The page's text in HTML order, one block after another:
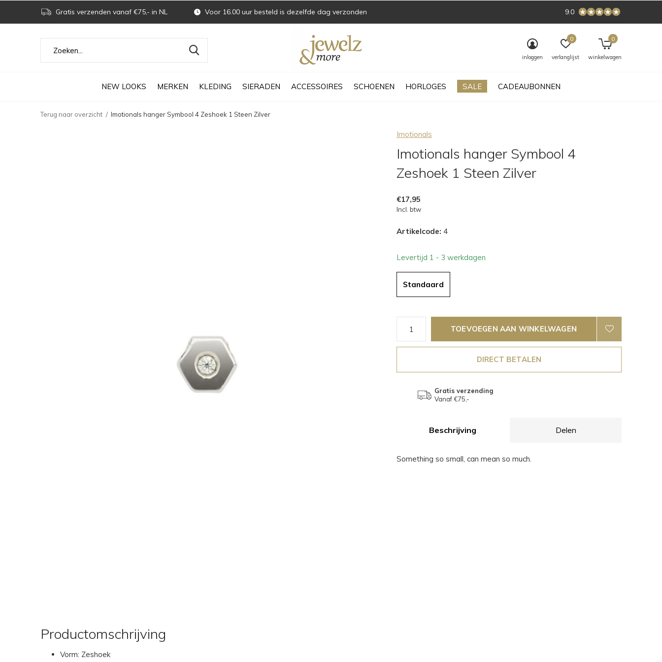
NEW LOOKS MERKEN KLEDING SIERADEN ACCESSOIRES SCHOENEN HORLOGES SALE CADEAUBONNEN
inloggen verlanglijst
0
winkelwagen
0
Gratis verzenden vanaf €75,- in NL Voor 16.00 uur besteld is dezelfde dag verzonden 9.0
Terug naar overzicht Imotionals hanger Symbool 4 Zeshoek 1 Steen Zilver
Imotionals
Imotionals hanger Symbool 4
Zeshoek 1 Steen Zilver
€17,95
Incl. btw
Artikelcode: 4
Levertijd 1 - 3 werkdagen
Standaard
TOEVOEGEN AAN WINKELWAGEN
DIRECT BETALEN
Gratis verzending
Vanaf €75,-
Beschrijving Delen
Something so small, can mean so much.
Productomschrijving
Vorm: Zeshoek